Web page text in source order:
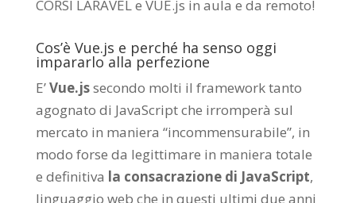
CORSI LARAVEL e VUE.js in aula e da remoto!
Cos’è Vue.js e perché ha senso oggi
impararlo alla perfezione
E’Vue.jssecondo molti il framework tanto
agognato di JavaScript che irromperà sul
mercato in maniera “incommensurabile”, in
modo forse da legittimare in maniera totale
e definitiva la consacrazione di JavaScript,
linguaggio web che in questi ultimi due anni